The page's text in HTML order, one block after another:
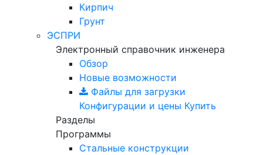
Кирпич
Грунт
ЭСПРИ
Электронный справочник инженера
Обзор
Новые возможности
Файлы для загрузки
Конфигурации и цены Купить
Разделы
Программы
Стальные конструкции